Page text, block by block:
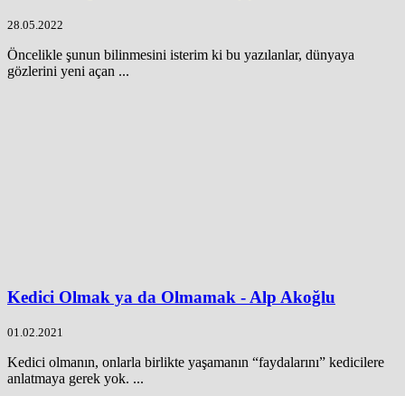
28.05.2022
Öncelikle şunun bilinmesini isterim ki bu yazılanlar, dünyaya
gözlerini yeni açan ...
Kedici Olmak ya da Olmamak - Alp Akoğlu
01.02.2021
Kedici olmanın, onlarla birlikte yaşamanın “faydalarını” kedicilere
anlatmaya gerek yok. ...